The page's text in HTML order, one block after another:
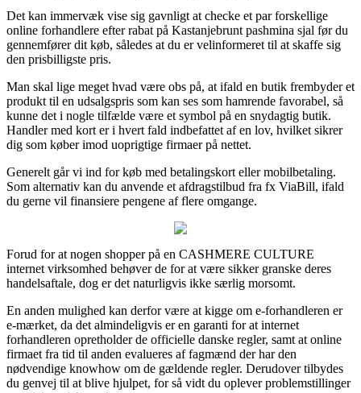
Det kan immervæk vise sig gavnligt at checke et par forskellige
online forhandlere efter rabat på Kastanjebrunt pashmina sjal før du
gennemfører dit køb, således at du er velinformeret til at skaffe sig
den prisbilligste pris.
Man skal lige meget hvad være obs på, at ifald en butik frembyder et
produkt til en udsalgspris som kan ses som hamrende favorabel, så
kunne det i nogle tilfælde være et symbol på en snydagtig butik.
Handler med kort er i hvert fald indbefattet af en lov, hvilket sikrer
dig som køber imod uoprigtige firmaer på nettet.
Generelt går vi ind for køb med betalingskort eller mobilbetaling.
Som alternativ kan du anvende et afdragstilbud fra fx ViaBill, ifald
du gerne vil finansiere pengene af flere omgange.
Forud for at nogen shopper på en CASHMERE CULTURE
internet virksomhed behøver de for at være sikker granske deres
handelsaftale, dog er det naturligvis ikke særlig morsomt.
En anden mulighed kan derfor være at kigge om e-forhandleren er
e-mærket, da det almindeligvis er en garanti for at internet
forhandleren opretholder de officielle danske regler, samt at online
firmaet fra tid til anden evalueres af fagmænd der har den
nødvendige knowhow om de gældende regler. Derudover tilbydes
du genvej til at blive hjulpet, for så vidt du oplever problemstillinger